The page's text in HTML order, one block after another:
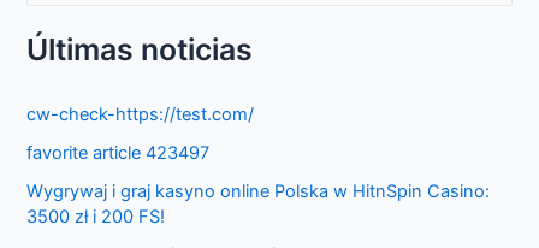
a
c
h
f
o
Últimas noticias
cw-check-https://test.com/
favorite article 423497
Wygrywaj i graj kasyno online Polska w HitnSpin Casino:
3500 zł i 200 FS!